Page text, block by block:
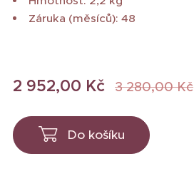
Záruka (měsíců): 48
2 952,00 Kč 3 280,00Kč
Do košíku